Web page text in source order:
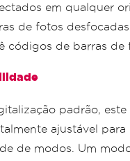
em qualquer
de fotos
códigos de barras de
padrão,
ajustável
de modos. Um